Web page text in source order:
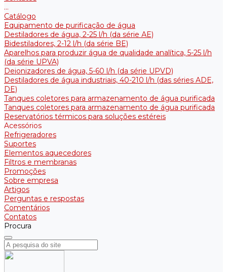
...
Catálogo
Equipamento de purificação de água
Destiladores de água, 2-25 l/h (da série АE)
Bidestiladores, 2-12 l/h (da série BE)
Aparelhos para produzir água de qualidade analítica, 5-25 l/h
(da série UPVA)
Deionizadores de água, 5-60 l/h (da série UPVD)
Destiladores de água industriais, 40-210 l/h (das séries ADE,
DE)
Tanques coletores para armazenamento de água purificada
Tanques coletores para armazenamento de água purificada
Reservatórios térmicos para soluções estéreis
Acessórios
Refrigeradores
Suportes
Elementos aquecedores
Filtros e membranas
Promoções
Sobre empresa
Artigos
Perguntas e respostas
Comentários
Contatos
Procura